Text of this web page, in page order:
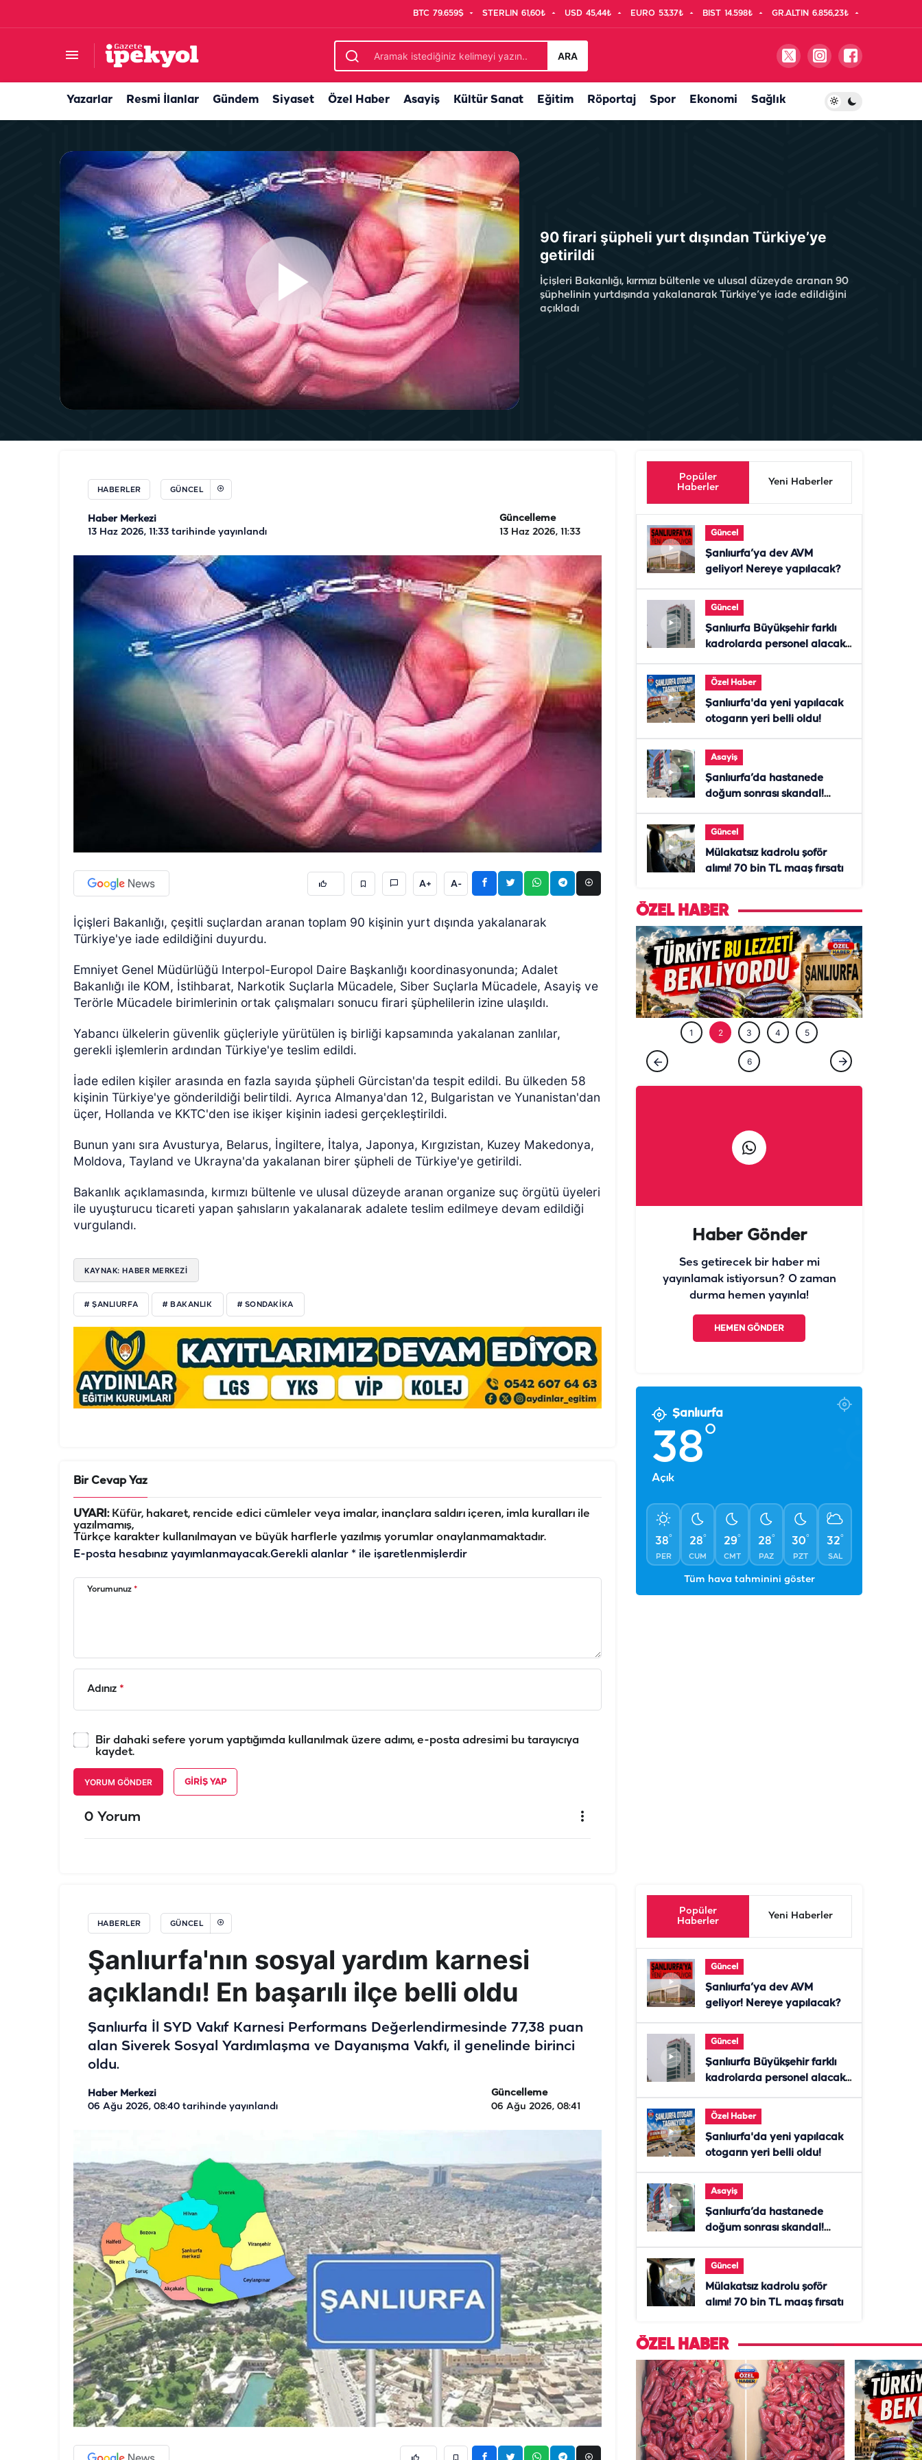
BTC 79.659$ STERLIN 61,60₺ USD 45,44₺ EURO 53,37₺ BIST 14.598₺ GR.ALTIN 6.856,23₺
ARA
Yazarlar Resmi İlanlar Gündem Siyaset Özel Haber Asayiş Kültür Sanat Eğitim Röportaj Spor Ekonomi Sağlık
90 firari şüpheli yurt dışından Türkiye’ye
getirildi
İçişleri Bakanlığı, kırmızı bültenle ve ulusal düzeyde aranan 90
şüphelinin yurtdışında yakalanarak Türkiye’ye iade edildiğini
açıkladı
HABERLER GÜNCEL
Haber Merkezi
13 Haz 2026, 11:33 tarihinde yayınlandı
Güncelleme
13 Haz 2026, 11:33
A+ A-
İçişleri Bakanlığı, çeşitli suçlardan aranan toplam 90 kişinin yurt dışında yakalanarak
Türkiye'ye iade edildiğini duyurdu.
Emniyet Genel Müdürlüğü Interpol-Europol Daire Başkanlığı koordinasyonunda; Adalet
Bakanlığı ile KOM, İstihbarat, Narkotik Suçlarla Mücadele, Siber Suçlarla Mücadele, Asayiş ve
Terörle Mücadele birimlerinin ortak çalışmaları sonucu firari şüphelilerin izine ulaşıldı.
Yabancı ülkelerin güvenlik güçleriyle yürütülen iş birliği kapsamında yakalanan zanlılar,
gerekli işlemlerin ardından Türkiye'ye teslim edildi.
İade edilen kişiler arasında en fazla sayıda şüpheli Gürcistan'da tespit edildi. Bu ülkeden 58
kişinin Türkiye'ye gönderildiği belirtildi. Ayrıca Almanya'dan 12, Bulgaristan ve Yunanistan'dan
üçer, Hollanda ve KKTC'den ise ikişer kişinin iadesi gerçekleştirildi.
Bunun yanı sıra Avusturya, Belarus, İngiltere, İtalya, Japonya, Kırgızistan, Kuzey Makedonya,
Moldova, Tayland ve Ukrayna'da yakalanan birer şüpheli de Türkiye'ye getirildi.
Bakanlık açıklamasında, kırmızı bültenle ve ulusal düzeyde aranan organize suç örgütü üyeleri
ile uyuşturucu ticareti yapan şahısların yakalanarak adalete teslim edilmeye devam edildiği
vurgulandı.
KAYNAK: HABER MERKEZİ
# ŞANLIURFA # BAKANLIK # SONDAKIKA
Bir Cevap Yaz
UYARI:Küfür, hakaret, rencide edici cümleler veya imalar, inançlara saldırı içeren, imla kuralları ile
yazılmamış,
Türkçe karakter kullanılmayan ve büyük harflerle yazılmış yorumlar onaylanmamaktadır.
E-posta hesabınız yayımlanmayacak.Gerekli alanlar * ile işaretlenmişlerdir
Yorumunuz *
Adınız *
Bir dahaki sefere yorum yaptığımda kullanılmak üzere adımı, e-posta adresimi bu tarayıcıya
kaydet.
YORUM GÖNDER GIRIŞ YAP
0 Yorum
Popüler
Haberler
Yeni Haberler
Güncel
Şanlıurfa’ya dev AVM
geliyor! Nereye yapılacak?
Güncel
Şanlıurfa Büyükşehir farklı
kadrolarda personel alacak!
Özel Haber
Şanlıurfa'da yeni yapılacak
otogarın yeri belli oldu!
Asayiş
Şanlıurfa’da hastanede
doğum sonrası skandal!
Güncel
Mülakatsız kadrolu şoför
alımı! 70 bin TL maaş fırsatı
ÖZEL HABER
ÖZEL HABER
Tarladan patlıcan kebabına uzanan lezzet
1 2 3 4 5
6
Haber Gönder
Ses getirecek bir haber mi
yayınlamak istiyorsun? O zaman
durma hemen yayınla!
HEMEN GÖNDER
Şanlıurfa
38°
Açık
38°
PER
28°
CUM
29°
CMT
28°
PAZ
30°
PZT
32°
SAL
Tüm hava tahminini göster
HABERLER GÜNCEL
Şanlıurfa'nın sosyal yardım karnesi
açıklandı! En başarılı ilçe belli oldu
Şanlıurfa İl SYD Vakıf Karnesi Performans Değerlendirmesinde 77,38 puan
alan Siverek Sosyal Yardımlaşma ve Dayanışma Vakfı, il genelinde birinci
oldu.
Haber Merkezi
06 Ağu 2026, 08:40 tarihinde yayınlandı
Güncelleme
06 Ağu 2026, 08:41
Şanlıurfa'nın sosyal yardım karnesi açıklandı! En başarılı ilçe belli oldu
Popüler
Haberler
Yeni Haberler
Güncel
Şanlıurfa’ya dev AVM
geliyor! Nereye yapılacak?
Güncel
Şanlıurfa Büyükşehir farklı
kadrolarda personel alacak!
Özel Haber
Şanlıurfa'da yeni yapılacak
otogarın yeri belli oldu!
Asayiş
Şanlıurfa’da hastanede
doğum sonrası skandal!
Güncel
Mülakatsız kadrolu şoför
alımı! 70 bin TL maaş fırsatı
ÖZEL HABER